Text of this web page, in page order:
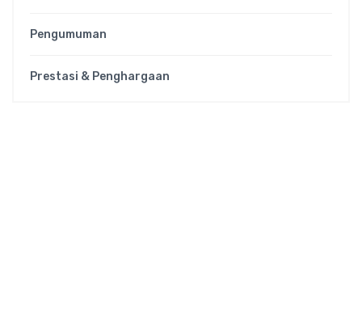
Pengumuman
Prestasi & Penghargaan